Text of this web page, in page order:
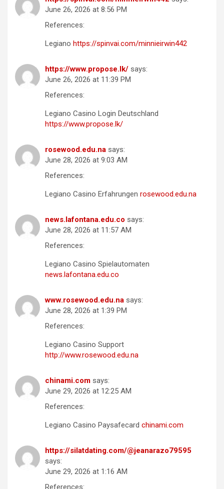
June 26, 2026 at 8:56 PM
References:
Legiano https://spinvai.com/minnieirwin442
https://www.propose.lk/ says:
June 26, 2026 at 11:39 PM
References:
Legiano Casino Login Deutschland
https://www.propose.lk/
rosewood.edu.na says:
June 28, 2026 at 9:03 AM
References:
Legiano Casino Erfahrungen rosewood.edu.na
news.lafontana.edu.co says:
June 28, 2026 at 11:57 AM
References:
Legiano Casino Spielautomaten
news.lafontana.edu.co
www.rosewood.edu.na says:
June 28, 2026 at 1:39 PM
References:
Legiano Casino Support
http://www.rosewood.edu.na
chinami.com says:
June 29, 2026 at 12:25 AM
References:
Legiano Casino Paysafecard chinami.com
https://silatdating.com/@jeanarazo79595
says:
June 29, 2026 at 1:16 AM
References: